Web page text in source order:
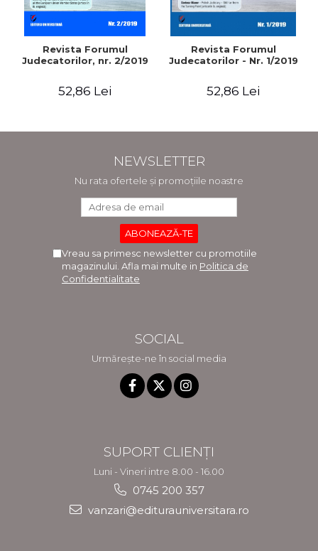
Revista Forumul
Judecatorilor, nr. 2/2019
52,86 Lei
Revista Forumul
Judecatorilor - Nr. 1/2019
52,86 Lei
NEWSLETTER
Nu rata ofertele și promoțiile noastre
Vreau sa primesc newsletter cu promotiile
magazinului. Afla mai multe in Politica de
Confidentialitate
SOCIAL
Urmărește-ne în social media
SUPORT CLIENȚI
Luni - Vineri intre 8.00 - 16.00
0745 200 357
vanzari@editurauniversitara.ro